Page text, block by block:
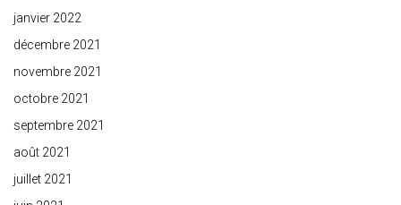
janvier 2022
décembre 2021
novembre 2021
octobre 2021
septembre 2021
août 2021
juillet 2021